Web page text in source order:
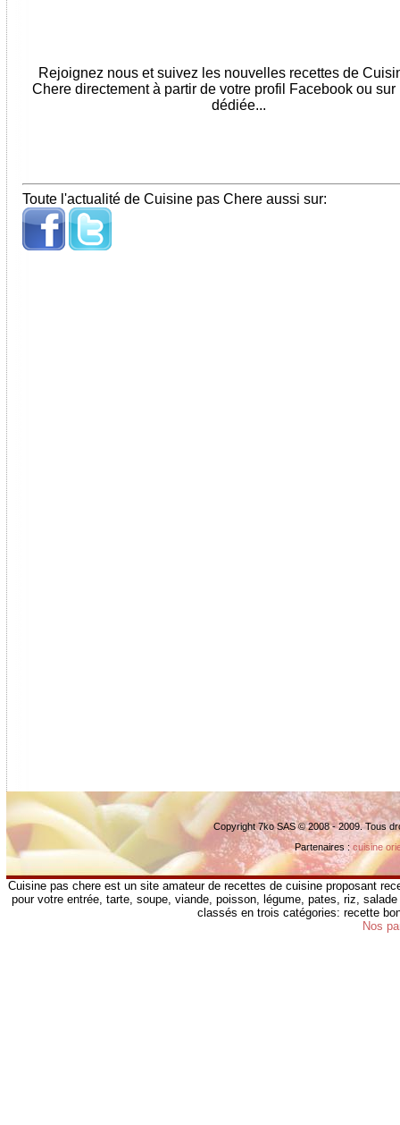
Rejoignez nous et suivez les nouvelles recettes de
Chere directement à partir de votre profil Facebook ou sur
dédiée...
Toute l'actualité de Cuisine pas Chere aussi sur:
Copyright 7ko SAS © 2008 - 2009. Tous
Partenaires :cuisine
Cuisine pas chere est un site amateur de recettes de cuisine proposant
pour votre entrée, tarte, soupe, viande, poisson, légume, pates, riz,
classés en trois catégories: recette
Nos